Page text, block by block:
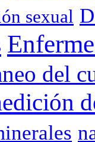
sexual
del